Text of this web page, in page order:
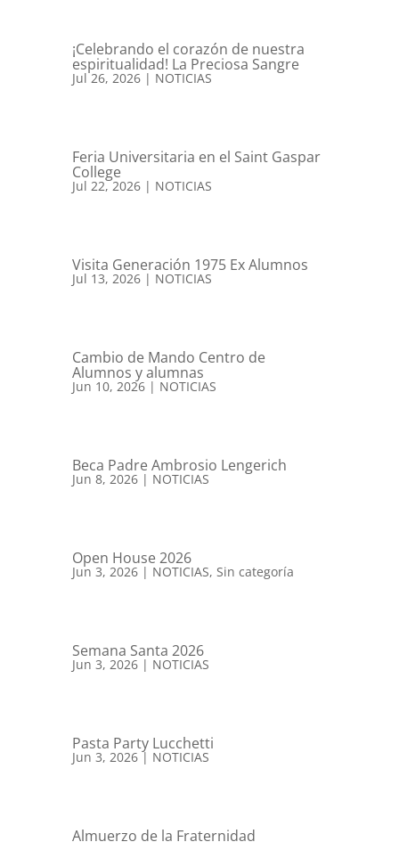
¡Celebrando el corazón de nuestra
espiritualidad! La Preciosa Sangre
Jul 26, 2026| NOTICIAS
Feria Universitaria en el Saint Gaspar
College
Jul 22, 2026| NOTICIAS
Visita Generación 1975 Ex Alumnos
Jul 13, 2026| NOTICIAS
Cambio de Mando Centro de
Alumnos y alumnas
Jun 10, 2026| NOTICIAS
Beca Padre Ambrosio Lengerich
Jun 8, 2026| NOTICIAS
Open House 2026
Jun 3, 2026| NOTICIAS, Sin categoría
Semana Santa 2026
Jun 3, 2026| NOTICIAS
Pasta Party Lucchetti
Jun 3, 2026| NOTICIAS
Almuerzo de la Fraternidad